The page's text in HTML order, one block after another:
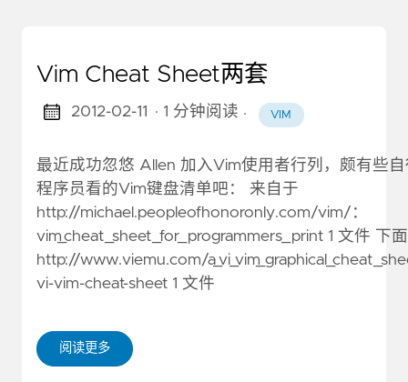
Vim Cheat Sheet两套
2012-02-11 · 1 分钟阅读 · VIM
最近成功忽悠 Allen 加入Vim使用者行列，颇有些
程序员看的Vim键盘清单吧： 来自于
http://michael.peopleofhonoronly.com/vim/：
vim_cheat_sheet_for_programmers_print 1 文件 下
http://www.viemu.com/
vi-vim-cheat-sheet 1 文件
阅读更多